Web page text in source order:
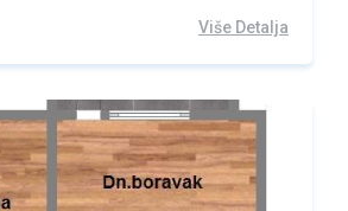
Više Detalja